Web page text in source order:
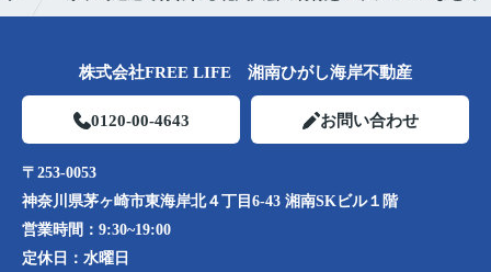
株式会社FREE LIFE 湘南ひがし海岸不動産
0120-00-4643 お問い合わせ
〒253-0053
神奈川県茅ヶ崎市東海岸北４丁目6-43 湘南SKビル１階
営業時間： 9:30~19:00
定休日： 水曜日